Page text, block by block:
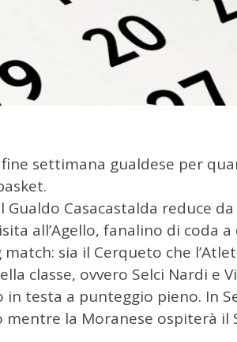
settimana gualdese per
Casacastalda reduce
all’Agello, fanalino di coda
sia il Cerqueto che
classe, ovvero Selci Nardi e
testa a punteggio pieno. In
la Moranese ospiterà il